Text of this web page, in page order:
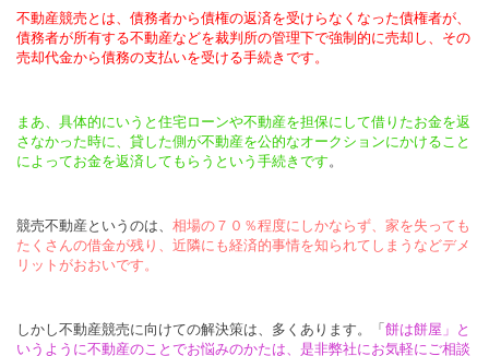
不動産競売とは、債務者から債権の返済を受けらなくなった債権者が、
債務者が所有する不動産などを裁判所の管理下で強制的に売却し、その
売却代金から債務の支払いを受ける手続きです。
まあ、具体的にいうと住宅ローンや不動産を担保にして借りたお金を返
さなかった時に、貸した側が不動産を公的なオークションにかけること
によってお金を返済してもらうという手続きです 。
競売不動産というのは、 相場の７０％程度にしかならず、家を失っても
たくさんの借金が残り、近隣にも経済的事情を知られてしまうなどデメ
リットがおおいです。
しかし不動産競売に向けての解決策は、多くあります。「 餅は餅屋」と
いうように不動産のことでお悩みのかたは、是非弊社にお気軽にご相談